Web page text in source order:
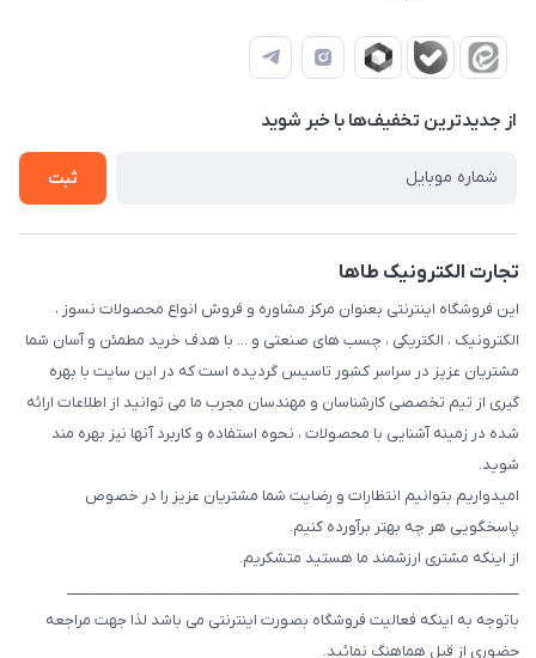
جنب اداره پست ، مجتمع تجاری چراغ برق ، ورودی اول ، نیم طبقه
اول ، واحد 316
تماس با ما
قوانین و مقررات
ثبت شکایات
از جدید‌ترین تخفیف‌ها با‌ خبر شوید
ثبت
تجارت الکترونیک طاها
این فروشگاه اینترنتی بعنوان مرکز مشاوره و فروش انواع محصولات نسوز ،
الکترونیک ، الکتریکی ، چسب های صنعتی و ... با هدف خرید مطمئن و آسان شما
مشتریان عزیز در سراسر کشور تاسیس گردیده است که در این سایت با بهره
گیری از تیم تخصصی کارشناسان و مهندسان مجرب ما می توانید از اطلاعات ارائه
شده در زمینه آشنایی با محصولات ، نحوه استفاده و کاربرد آنها نیز بهره مند
شوید.
امیدواریم بتوانیم انتظارات و رضایت شما مشتریان عزیز را در خصوص
پاسخگویی هر چه بهتر برآورده کنیم.
از اینکه مشتری ارزشمند ما هستید متشکریم.
_______________________________________________________________
باتوجه به اینکه فعالیت فروشگاه بصورت اینترنتی می باشد لذا جهت مراجعه
حضوری از قبل هماهنگ نمائید.